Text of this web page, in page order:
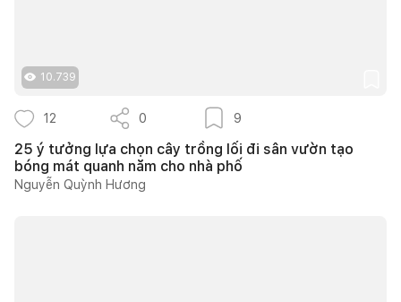
10.739
12 0 9
25 ý tưởng lựa chọn cây trồng lối đi sân vườn tạo
bóng mát quanh năm cho nhà phố
Nguyễn Quỳnh Hương